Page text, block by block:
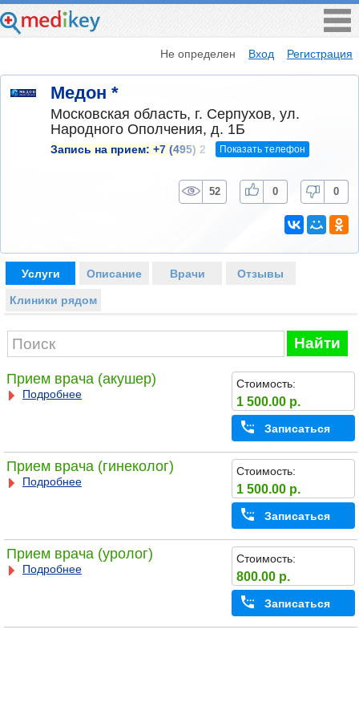
Не определен Вход Регистрация
Медон *
Московская область, г. Серпухов, ул.
Народного Ополчения, д. 1Б
Запись на прием: +7 (495) 2 Показать телефон
52 0 0
Услуги Описание Врачи Отзывы
Клиники рядом
Найти
Прием врача (акушер)
Подробнее
Стоимость:
1 500.00 р.
Записаться
Прием врача (гинеколог)
Подробнее
Стоимость:
1 500.00 р.
Записаться
Прием врача (уролог)
Подробнее
Стоимость:
800.00 р.
Записаться